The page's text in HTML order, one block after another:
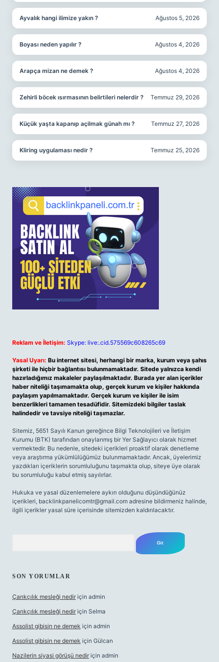
Ayvalık hangi ilimize yakın ? Ağustos 5, 2026
Boyası neden yapılır ? Ağustos 4, 2026
Arapça mizan ne demek ? Ağustos 4, 2026
Zehirli böcek ısırmasının belirtileri nelerdir ? Temmuz 29, 2026
Küçük yaşta kapanıp açilmak günah mı ? Temmuz 27, 2026
Kliring uygulaması nedir ? Temmuz 25, 2026
Reklam ve İletişim: Skype: live:.cid.575569c608265c69
Yasal Uyarı: Bu internet sitesi, herhangi bir marka, kurum veya şahıs
şirketi ile hiçbir bağlantısı bulunmamaktadır. Sitede yalnızca kendi
hazırladığımız makaleler paylaşılmaktadır. Burada yer alan içerikler
haber niteliği taşımamakta olup, gerçek kurum ve kişiler hakkında
paylaşım yapılmamaktadır. Gerçek kurum ve kişiler ile isim
benzerlikleri tamamen tesadüfidir. Sitemizdeki bilgiler taslak
halindedir ve tavsiye niteliği taşımazlar.
Sitemiz, 5651 Sayılı Kanun gereğince Bilgi Teknolojileri ve İletişim
Kurumu (BTK) tarafından onaylanmış bir Yer Sağlayıcı olarak hizmet
vermektedir. Bu nedenle, sitedeki içerikleri proaktif olarak denetleme
veya araştırma yükümlülüğümüz bulunmamaktadır. Ancak, üyelerimiz
yazdıkları içeriklerin sorumluluğunu taşımakta olup, siteye üye olarak
bu sorumluluğu kabul etmiş sayılırlar.
Hukuka ve yasal düzenlemelere aykırı olduğunu düşündüğünüz
içerikleri, backlinkpanelicomtr@gmail.com adresine bildirmeniz halinde,
ilgili içerikler yasal süre içerisinde sitemizden kaldırılacaktır.
SON YORUMLAR
Çarıkçılık mesleği nedir için admin
Çarıkçılık mesleği nedir için Selma
Assolist gibisin ne demek için admin
Assolist gibisin ne demek için Gülcan
Nazilerin siyasi görüşü nedir için admin